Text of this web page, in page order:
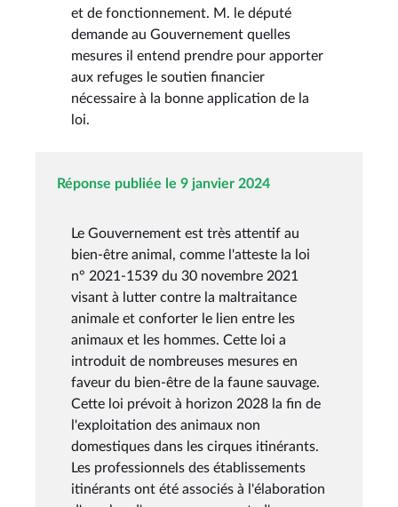
et de fonctionnement. M. le député
demande au Gouvernement quelles
mesures il entend prendre pour apporter
aux refuges le soutien financier
nécessaire à la bonne application de la
loi.
Réponse publiée le 9 janvier 2024
Le Gouvernement est très attentif au
bien-être animal, comme l'atteste la loi
n° 2021-1539 du 30 novembre 2021
visant à lutter contre la maltraitance
animale et conforter le lien entre les
animaux et les hommes. Cette loi a
introduit de nombreuses mesures en
faveur du bien-être de la faune sauvage.
Cette loi prévoit à horizon 2028 la fin de
l'exploitation des animaux non
domestiques dans les cirques itinérants.
Les professionnels des établissements
itinérants ont été associés à l'élaboration